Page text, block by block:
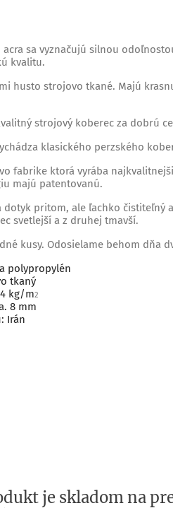
acra sa vyznačujú silnou
kvalitu.
husto strojovo tkané. Majú
strojový koberec za dobrú
klasického perzského
fabrike ktorá vyrába
majú patentovanú.
dotyk pritom, ale ľachko čistiteľný
svetlejší a z druhej tmavší.
kusy. Odosielame behom dňa
polypropylén
tkaný
kg/m2
8 mm
Irán
je skladom na